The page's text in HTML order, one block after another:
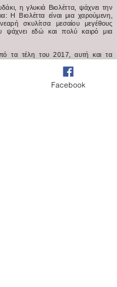
η γλυκιά Βιολέττα, ψάχνει την
H Βιολέττα είναι μια χαρούμενη,
σκυλίτσα μεσαίου μεγέθους
ψάχνει εδώ και πολύ καιρό μια
τα τέλη του 2017, αυτή και τα
για μια καλύτερη ζωή μακριά από το
πέρασαν για τα 6 αδερφάκια που
κανένας ποτέ να τα ζητήσει.
Facebook